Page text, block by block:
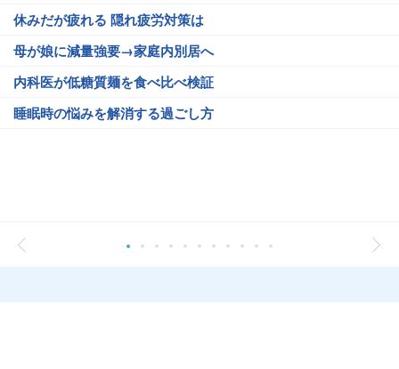
休みだが疲れる 隠れ疲労対策は
母が娘に減量強要→家庭内別居へ
内科医が低糖質麺を食べ比べ検証
睡眠時の悩みを解消する過ごし方